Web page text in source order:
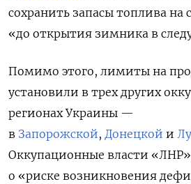
сохранить запасы топлива на
«до открытия зимника в
Помимо этого, лимиты на
установили в трех других
регионах Украины —
в Запорожской, Донецкой и
Оккупационные власти
о «риске возникновения